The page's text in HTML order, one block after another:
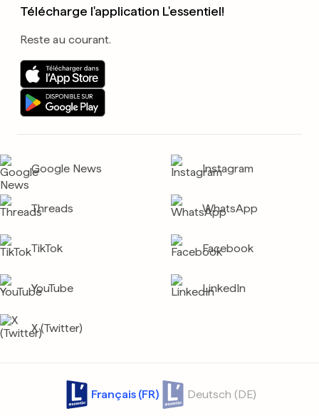
Télécharge l'application L'essentiel!
Reste au courant.
Google News Instagram
Threads WhatsApp
TikTok Facebook
YouTube LinkedIn
X (Twitter)
Français (FR) Deutsch (DE)